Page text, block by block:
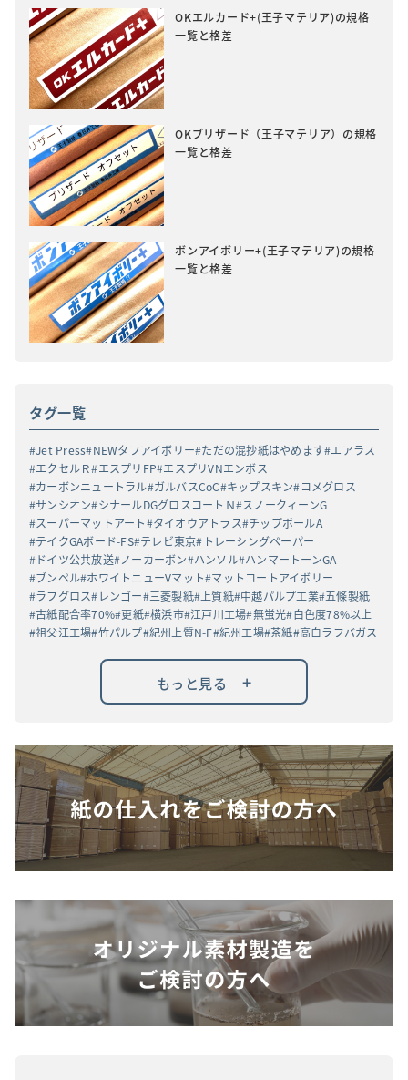
OKエルカード+(王子マテリア)の規格
一覧と格差
OKブリザード（王子マテリア）の規格
一覧と格差
ボンアイボリー+(王子マテリア)の規格
一覧と格差
タグ一覧
Jet Press NEWタフアイボリー ただの混抄紙はやめます エアラス
エクセルＲ エスプリFP エスプリVNエンボス
カーボンニュートラル ガルバスCoC キップスキン コメグロス
サンシオン シナールDGグロスコートＮ
スノークィーンG
スーパーマットアート タイオウアトラス チップボールA
テイクGAボード-FS テレビ東京
トレーシングペーパー
ドイツ公共放送 ノーカーボン ハンソル ハンマートーンGA
ブンペル ホワイトニューVマット マットコートアイボリー
ラフグロス レンゴー 三菱製紙 上質紙 中越パルプ工業 五條製紙
古紙配合率70% 更紙 横浜市 江戸川工場 無蛍光 白色度78%以上
祖父江工場 竹パルプ 紀州上質N-F 紀州工場 茶紙 高白ラフバガス
もっと見る +